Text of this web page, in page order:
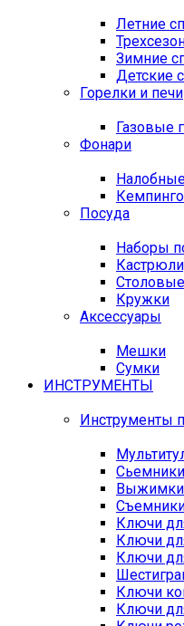
Летние
Зимние
Детские
Горелки и печи
Газовые
Фонари
Посуда
Наборы
Кружки
Аксессуары
Мешки
Сумки
ИНСТРУМЕНТЫ
Инструменты
Выжимки
Ключи
Ключи
Ключи
Ключи
Ключи